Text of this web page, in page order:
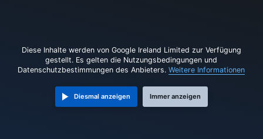
Diese Inhalte werden von Google Ireland Limited zur Verfügung
gestellt. Es gelten die Nutzungsbedingungen und
Datenschutzbestimmungen des Anbieters.Weitere Informationen
Diesmal anzeigen Immer anzeigen